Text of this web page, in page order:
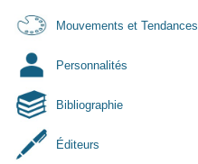
Mouvements et Tendances
Personnalités
Bibliographie
Éditeurs